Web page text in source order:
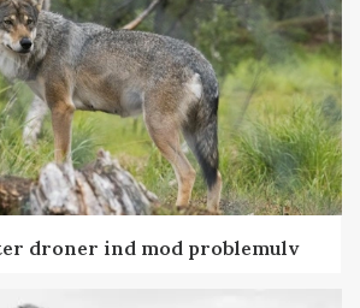
droner ind mod problemulv